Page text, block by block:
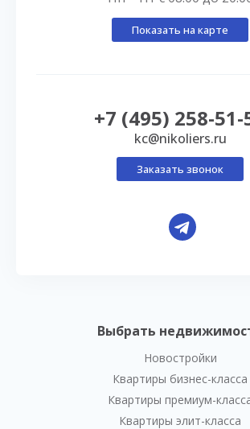
Выбрать
Новостройки
Квартиры бизнес-класса
Квартиры премиум-
Квартиры элит-класса
Показать на карте
+7 (495) 258-51-
kc@nikoliers.ru
Заказать звонок